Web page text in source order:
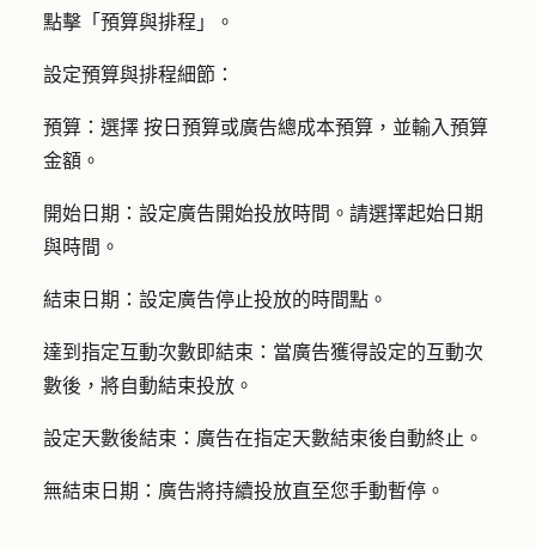
點擊「 預算與排程 」。
設定預算與排程細節：
預算：選擇 按日預算或廣告總成本預算，並輸入預算
金額 。
開始日期： 設定廣告開始投放時間。請選擇起始日期
與時間 。
結束日期： 設定廣告停止投放的時間點。
達到指定互動次數即結束 ： 當廣告獲得設定的互動次
數後，將自動結束投放。
設定天數後結束： 廣告在指定天數結束後自動終止。
無結束日期 ：廣告將持續投放直至您手動暫停。